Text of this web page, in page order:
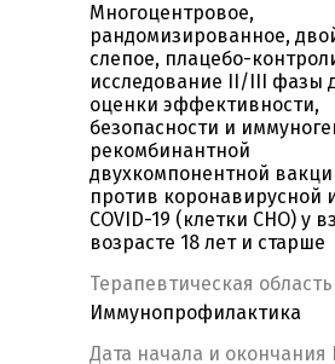
Многоцентровое,
рандомизированное,
слепое, плацебо-
исследование II/III фазы
оценки эффективности,
безопасности и
рекомбинантной
двухкомпонентной
против коронавирусной
COVID-19 (клетки CHO) у
возрасте 18 лет и старше
Терапевтическая область
Иммунопрофилактика
Дата начала и окончания